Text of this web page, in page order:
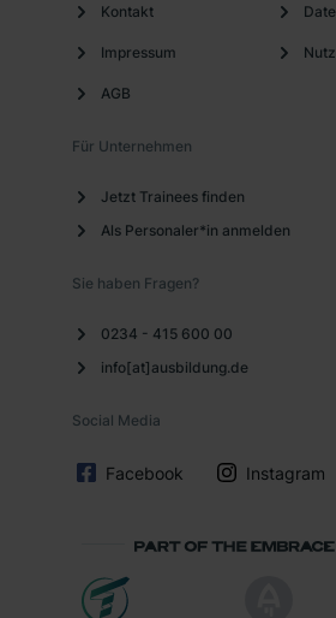
Kontakt
Impressum
AGB
Für Unternehmen
Jetzt Trainees finden
Als Personaler*in anmelden
Sie haben Fragen?
0234 - 415 600 00
info[at]ausbildung.de
Social Media
Facebook Instagram